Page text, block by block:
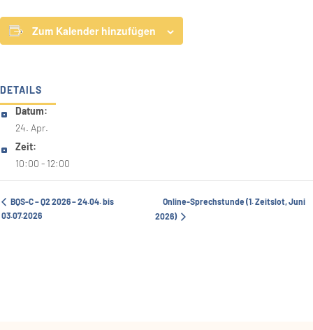
Zum Kalender hinzufügen
DETAILS
Datum:
24. Apr.
Zeit:
10:00 - 12:00
BQS-C – Q2 2026 – 24.04. bis
03.07.2026
Online-Sprechstunde (1. Zeitslot, Juni
2026)